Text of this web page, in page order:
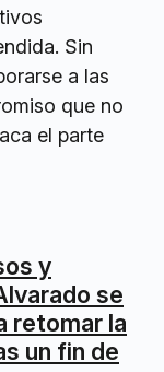
Sin
a las
que no
el parte
y
se
retomar la
un fin de